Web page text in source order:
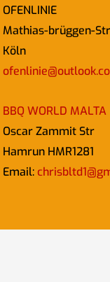
OFENLINIE
Mathias-brüggen-
Köln
BBQ WORLD MALTA
Oscar Zammit Str
Hamrun HMR1281
Email: